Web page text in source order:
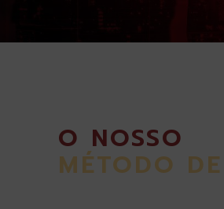
O NOSSO
MÉTODO